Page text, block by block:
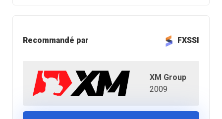
Recommandé par FXSSI
XM Group
2009